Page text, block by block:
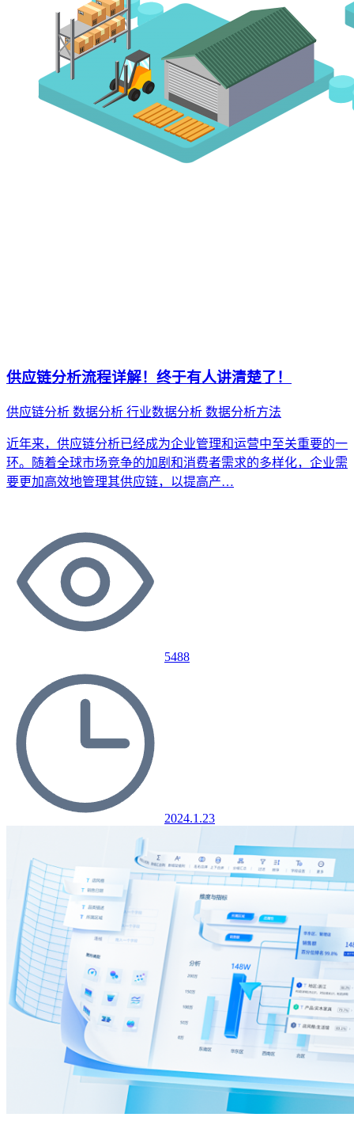
供应链分析流程详解！终于有人讲清楚了！
供应链分析 数据分析 行业数据分析 数据分析方法
近年来，供应链分析已经成为企业管理和运营中至关重要的一
环。随着全球市场竞争的加剧和消费者需求的多样化，企业需
要更加高效地管理其供应链，以提高产…
5488
2024.1.23